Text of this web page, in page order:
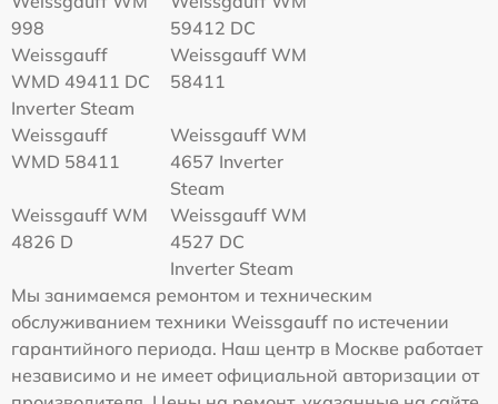
998
59412 DC
Weissgauff
WMD 49411 DC
Inverter Steam
Weissgauff WM
58411
Weissgauff
WMD 58411
Weissgauff WM
4657 Inverter
Steam
Weissgauff WM
4826 D
Weissgauff WM
4527 DC
Inverter Steam
Мы занимаемся ремонтом и техническим
обслуживанием техники Weissgauff по истечении
гарантийного периода. Наш центр в Москве работает
независимо и не имеет официальной авторизации от